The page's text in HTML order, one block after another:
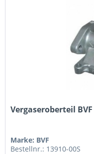
Vergaseroberteil
Marke: BVF
Bestellnr.: 13910-00S